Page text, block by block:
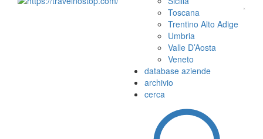
Toscana
Trentino Alto Adige
Umbria
Valle D’Aosta
Veneto
database aziende
archivio
cerca